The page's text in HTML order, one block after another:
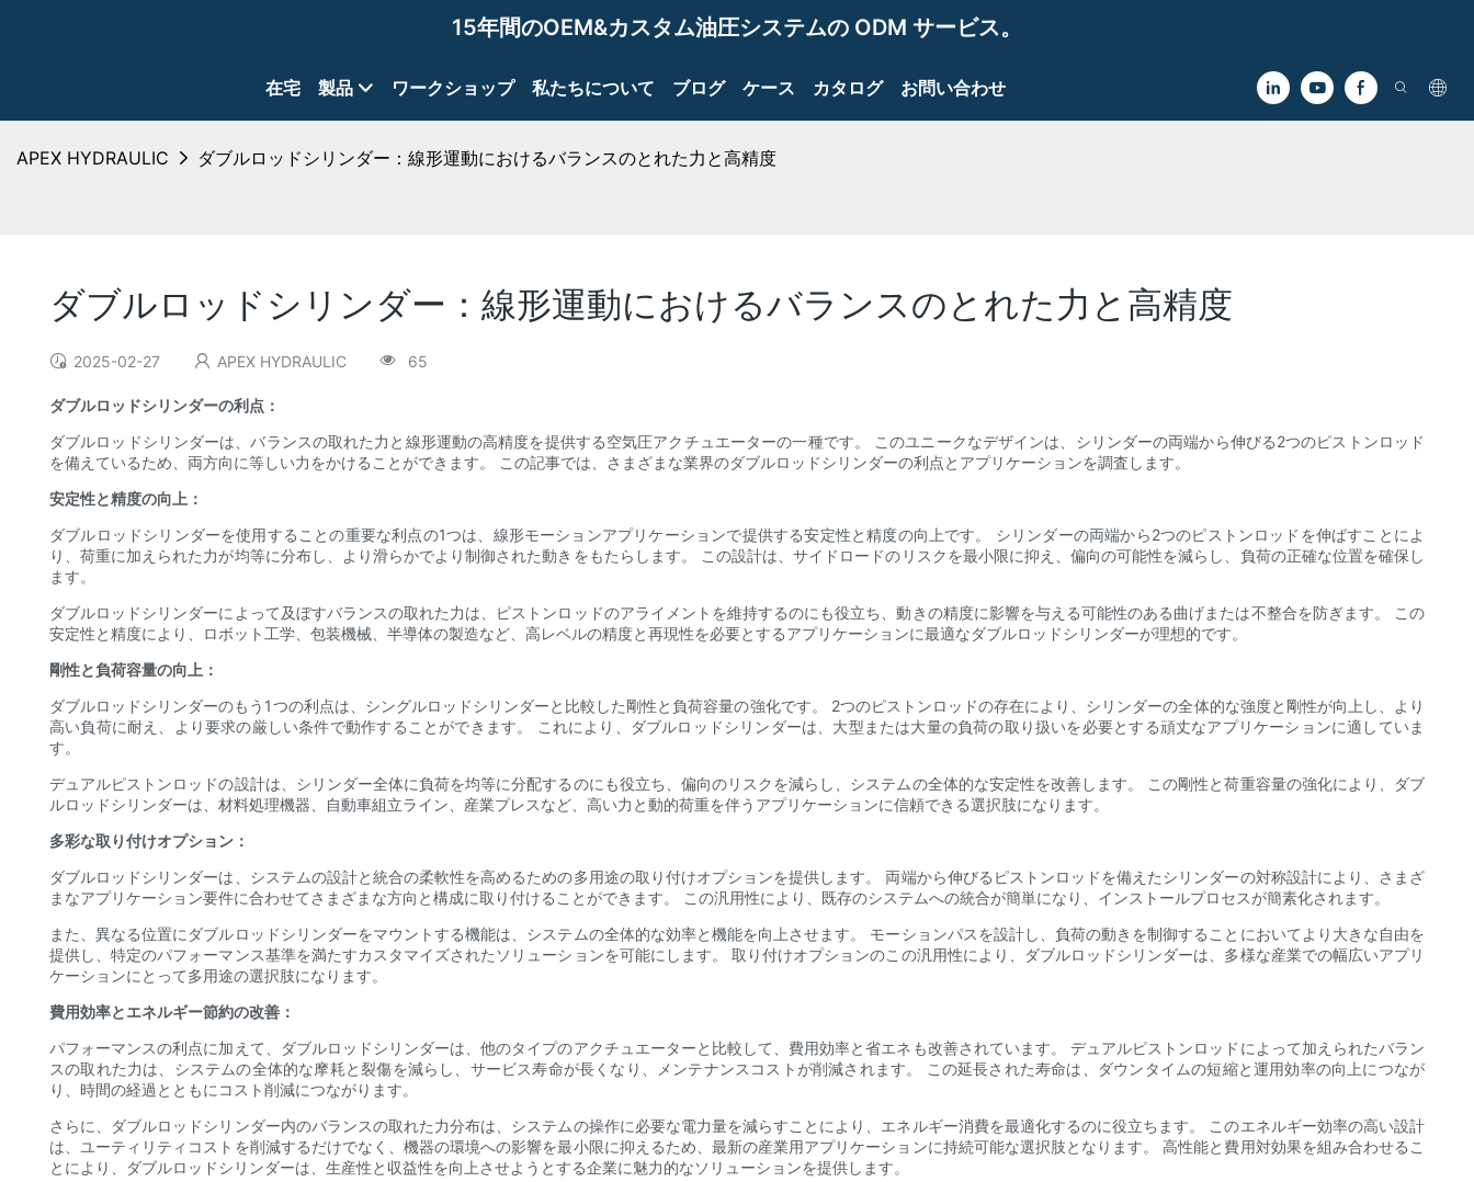
15年間のOEM&カスタム油圧システムの ODM サービス。
在宅 製品 ワークショップ 私たちについて ブログ ケース カタログ お問い合わせ
APEX HYDRAULIC ダブルロッドシリンダー：線形運動におけるバランスのとれた力と高精度
ダブルロッドシリンダー：線形運動におけるバランスのとれた力と高精度
2025-02-27 APEX HYDRAULIC 65
ダブルロッドシリンダーの利点：
ダブルロッドシリンダーは、バランスの取れた力と線形運動の高精度を提供する空気圧アクチュエーターの一種です。 このユニークなデザインは、シリンダーの両端から伸びる2つのピストンロッド
を備えているため、両方向に等しい力をかけることができます。 この記事では、さまざまな業界のダブルロッドシリンダーの利点とアプリケーションを調査します。
安定性と精度の向上：
ダブルロッドシリンダーを使用することの重要な利点の1つは、線形モーションアプリケーションで提供する安定性と精度の向上です。 シリンダーの両端から2つのピストンロッドを伸ばすことによ
り、荷重に加えられた力が均等に分布し、より滑らかでより制御された動きをもたらします。 この設計は、サイドロードのリスクを最小限に抑え、偏向の可能性を減らし、負荷の正確な位置を確保し
ます。
ダブルロッドシリンダーによって及ぼすバランスの取れた力は、ピストンロッドのアライメントを維持するのにも役立ち、動きの精度に影響を与える可能性のある曲げまたは不整合を防ぎます。 この
安定性と精度により、ロボット工学、包装機械、半導体の製造など、高レベルの精度と再現性を必要とするアプリケーションに最適なダブルロッドシリンダーが理想的です。
剛性と負荷容量の向上：
ダブルロッドシリンダーのもう1つの利点は、シングルロッドシリンダーと比較した剛性と負荷容量の強化です。 2つのピストンロッドの存在により、シリンダーの全体的な強度と剛性が向上し、より
高い負荷に耐え、より要求の厳しい条件で動作することができます。 これにより、ダブルロッドシリンダーは、大型または大量の負荷の取り扱いを必要とする頑丈なアプリケーションに適していま
す。
デュアルピストンロッドの設計は、シリンダー全体に負荷を均等に分配するのにも役立ち、偏向のリスクを減らし、システムの全体的な安定性を改善します。 この剛性と荷重容量の強化により、ダブ
ルロッドシリンダーは、材料処理機器、自動車組立ライン、産業プレスなど、高い力と動的荷重を伴うアプリケーションに信頼できる選択肢になります。
多彩な取り付けオプション：
ダブルロッドシリンダーは、システムの設計と統合の柔軟性を高めるための多用途の取り付けオプションを提供します。 両端から伸びるピストンロッドを備えたシリンダーの対称設計により、さまざ
まなアプリケーション要件に合わせてさまざまな方向と構成に取り付けることができます。 この汎用性により、既存のシステムへの統合が簡単になり、インストールプロセスが簡素化されます。
また、異なる位置にダブルロッドシリンダーをマウントする機能は、システムの全体的な効率と機能を向上させます。 モーションパスを設計し、負荷の動きを制御することにおいてより大きな自由を
提供し、特定のパフォーマンス基準を満たすカスタマイズされたソリューションを可能にします。 取り付けオプションのこの汎用性により、ダブルロッドシリンダーは、多様な産業での幅広いアプリ
ケーションにとって多用途の選択肢になります。
費用効率とエネルギー節約の改善：
パフォーマンスの利点に加えて、ダブルロッドシリンダーは、他のタイプのアクチュエーターと比較して、費用効率と省エネも改善されています。 デュアルピストンロッドによって加えられたバラン
スの取れた力は、システムの全体的な摩耗と裂傷を減らし、サービス寿命が長くなり、メンテナンスコストが削減されます。 この延長された寿命は、ダウンタイムの短縮と運用効率の向上につなが
り、時間の経過とともにコスト削減につながります。
さらに、ダブルロッドシリンダー内のバランスの取れた力分布は、システムの操作に必要な電力量を減らすことにより、エネルギー消費を最適化するのに役立ちます。 このエネルギー効率の高い設計
は、ユーティリティコストを削減するだけでなく、機器の環境への影響を最小限に抑えるため、最新の産業用アプリケーションに持続可能な選択肢となります。 高性能と費用対効果を組み合わせるこ
とにより、ダブルロッドシリンダーは、生産性と収益性を向上させようとする企業に魅力的なソリューションを提供します。